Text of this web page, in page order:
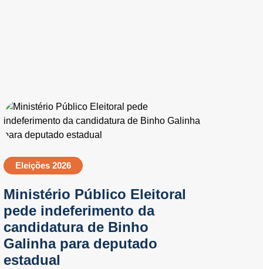
Eleições 2026
Ministério Público Eleitoral
pede indeferimento da
candidatura de Binho
Galinha para deputado
estadual